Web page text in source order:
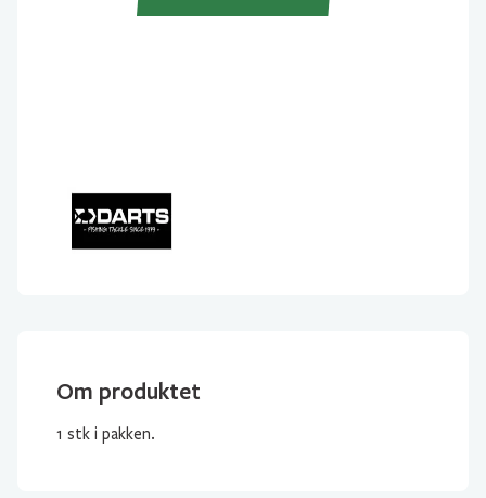
Om produktet
1 stk i pakken.